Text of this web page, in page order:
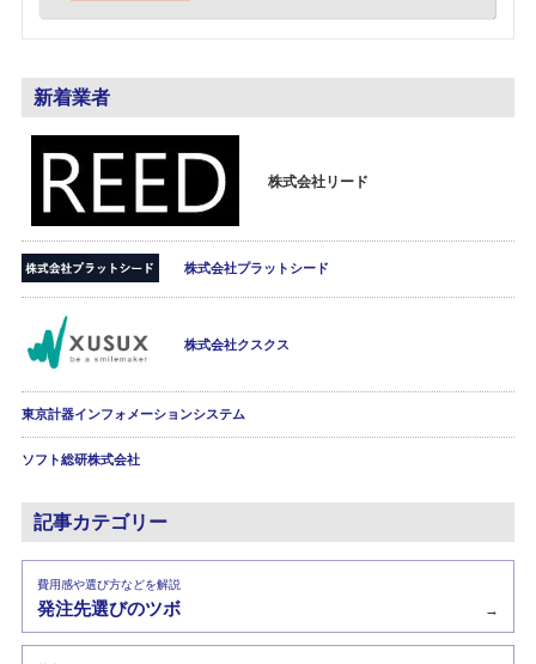
新着業者
株式会社リード
株式会社プラットシード
株式会社クスクス
東京計器インフォメーションシステム
ソフト総研株式会社
記事カテゴリー
費用感や選び方などを解説
発注先選びのツボ →